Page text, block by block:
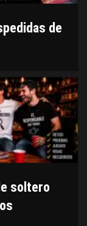
de
soltero